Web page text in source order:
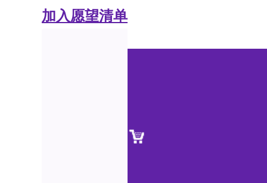
加入愿望清单